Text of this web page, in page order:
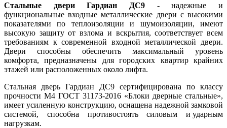
Стальные двери Гардиан ДС9 - надежные и
функциональные входные металлические двери с высокими
показателями по теплоизоляции и шумоизоляции, имеют
высокую защиту от взлома и вскрытия, соответствует всем
требованиям к современной входной металлической двери.
Двери способны обеспечить максимальный уровень
комфорта, предназначены для городских квартир крайних
этажей или расположенных около лифта.
Стальная дверь Гардиан ДС9 сертифицирована по классу
прочности М4 ГОСТ 31173-2016 «Блоки дверные стальные»,
имеет усиленную конструкцию, оснащена надежной замковой
системой, способна противостоять силовым и ударным
нагрузкам.